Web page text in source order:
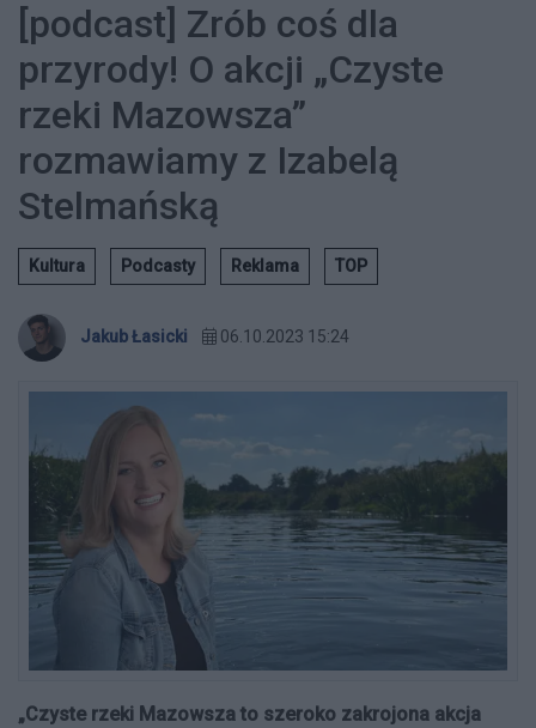
[podcast] Zrób coś dla
przyrody! O akcji „Czyste
rzeki Mazowsza”
rozmawiamy z Izabelą
Stelmańską
Kultura Podcasty Reklama TOP
Jakub Łasicki 06.10.2023 15:24
„Czyste rzeki Mazowsza to szeroko zakrojona akcja